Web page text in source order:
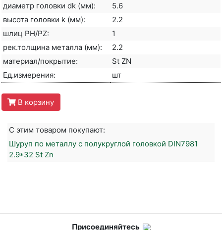
диаметр головки dk (мм):
5.6
высота головки k (мм):
2.2
шлиц PH/PZ:
1
рек.толщина металла (мм):
2.2
материал/покрытие:
St ZN
Ед.измерения:
шт
В корзину
С этим товаром покупают:
Шуруп по металлу с полукруглой головкой DIN7981
2.9*32 St Zn
Присоединяйтесь